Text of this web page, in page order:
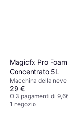
Magicfx Pro
Concentrato 5L
Macchina della neve
29 €
O 3 pagamenti di
1 negozio